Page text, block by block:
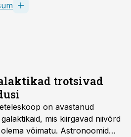
trotsivad
on avastanud
mis kiirgavad niivõrd
võimatu. Astronoomid